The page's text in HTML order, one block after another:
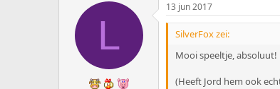
L
13 jun 2017
SilverFox zei:
Mooi speeltje, absoluut!
(Heeft Jord hem ook